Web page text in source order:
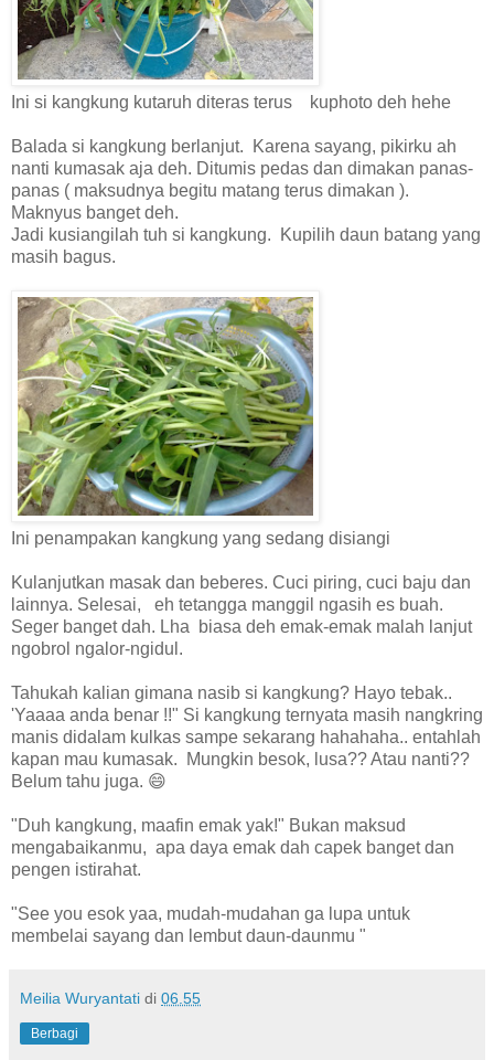
Ini si kangkung kutaruh diteras terus kuphoto deh hehe
Balada si kangkung berlanjut. Karena sayang, pikirku ah
nanti kumasak aja deh. Ditumis pedas dan dimakan panas-
panas ( maksudnya begitu matang terus dimakan ).
Maknyus banget deh.
Jadi kusiangilah tuh si kangkung. Kupilih daun batang yang
masih bagus.
Ini penampakan kangkung yang sedang disiangi
Kulanjutkan masak dan beberes. Cuci piring, cuci baju dan
lainnya. Selesai, eh tetangga manggil ngasih es buah.
Seger banget dah. Lha biasa deh emak-emak malah lanjut
ngobrol ngalor-ngidul.
Tahukah kalian gimana nasib si kangkung? Hayo tebak..
'Yaaaa anda benar !!" Si kangkung ternyata masih nangkring
manis didalam kulkas sampe sekarang hahahaha.. entahlah
kapan mau kumasak. Mungkin besok, lusa?? Atau nanti??
Belum tahu juga. 😄
"Duh kangkung, maafin emak yak!" Bukan maksud
mengabaikanmu, apa daya emak dah capek banget dan
pengen istirahat.
"See you esok yaa, mudah-mudahan ga lupa untuk
membelai sayang dan lembut daun-daunmu "
Meilia Wuryantati di 06.55
Berbagi